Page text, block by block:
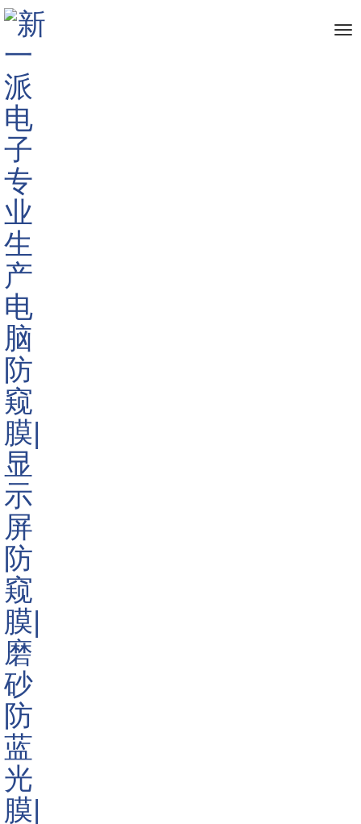
首页
电脑显示器防窥片
标签:
2019-08-02 14:53:52
显示器是电脑最重要的组成部分，因为它为我们提供了各
种信息的直观表达方式。显示器屏幕上的信息允许任何人观看
查阅，所以我们在使用电脑的时候，需要安装
这样才能更好的保护我们自己的隐私信息。
在选择
1.显示器的形状
由于显示器在形状和大小方面各不相同，因此在选择防窥
片的时候需要查阅显示的形状。显示器的形状一般有两种：标
准和宽屏。宽屏显示器与标准型号略有不同，标准显示器最常
见的比例为4：3，宽屏显示器的比例为16：9。
2.显示器的大小
确定好了显示器的形状，下一步就需要测量显示器尺寸。
通过从显示器的对角线计算尺寸，在购买防窥片的时候，需要
选择与显示器一样大小的。
3.